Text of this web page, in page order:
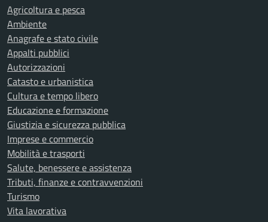
Agricoltura e pesca
Ambiente
Anagrafe e stato civile
Appalti pubblici
Autorizzazioni
Catasto e urbanistica
Cultura e tempo libero
Educazione e formazione
Giustizia e sicurezza pubblica
Imprese e commercio
Mobilità e trasporti
Salute, benessere e assistenza
Tributi, finanze e contravvenzioni
Turismo
Vita lavorativa